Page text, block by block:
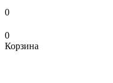
0
0
Корзина